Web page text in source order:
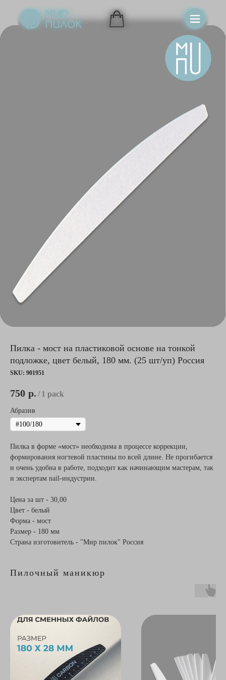
Пилка - мост на пластиковой основе на тонкой
подложке, цвет белый, 180 мм. (25 шт/уп) Россия
SKU: 901951
750 р. / 1 pack
Абразив
Пилка в форме «мост» необходима в процессе коррекции,
формирования ногтевой пластины по всей длине. Не прогибается
и очень удобна в работе, подходит как начинающим мастерам, так
и экспертам nail-индустрии.
Цена за шт - 30,00
Цвет - белый
Форма - мост
Размер - 180 мм
Страна изготовитель - "Мир пилок" Россия
Пилочный маникюр